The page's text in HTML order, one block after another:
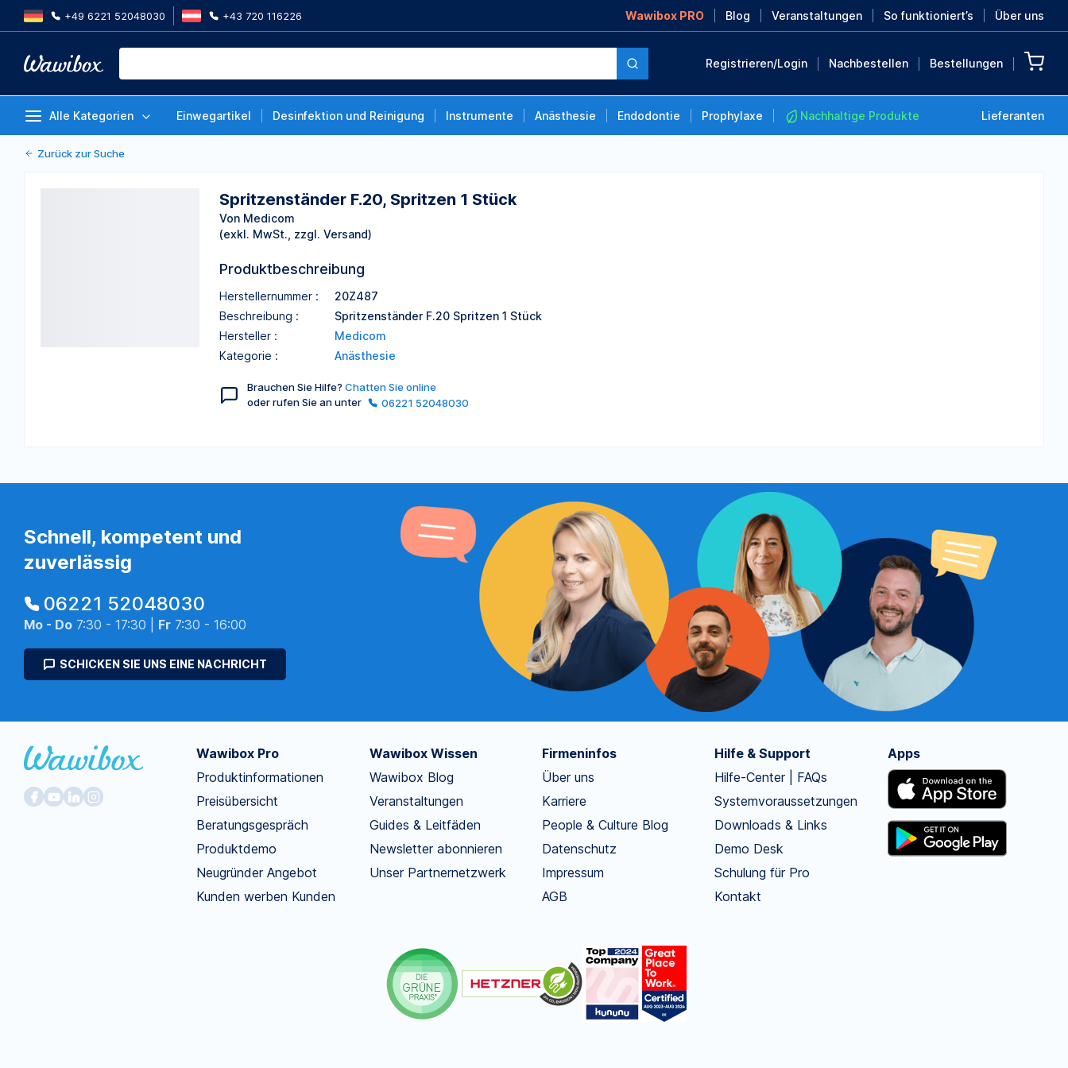
+49 6221 52048030 +43 720 116226 Wawibox PRO Blog Veranstaltungen So funktioniert’s Über uns
Registrieren/Login Nachbestellen Bestellungen
Alle Kategorien Einwegartikel Desinfektion und Reinigung Instrumente Anästhesie Endodontie Prophylaxe Nachhaltige Produkte Lieferanten
Von Medicom
Zurück zur Suche
Spritzenständer F.20, Spritzen 1 Stück
Von Medicom
(exkl. MwSt., zzgl. Versand)
Produktbeschreibung
Herstellernummer :
20Z487
Beschreibung :
Spritzenständer F.20 Spritzen 1 Stück
Hersteller :
Medicom
Kategorie :
Anästhesie
Brauchen Sie Hilfe? Chatten Sie online
oder rufen Sie an unter
06221 52048030
Schnell, kompetent und
zuverlässig
06221 52048030
Mo - Do 7:30 - 17:30 | Fr 7:30 - 16:00
SCHICKEN SIE UNS EINE NACHRICHT
Wawibox Pro
Produktinformationen
Preisübersicht
Beratungsgespräch
Produktdemo
Neugründer Angebot
Kunden werben Kunden
Wawibox Wissen
Wawibox Blog
Veranstaltungen
Guides & Leitfäden
Newsletter abonnieren
Unser Partnernetzwerk
Firmeninfos
Über uns
Karriere
People & Culture Blog
Datenschutz
Impressum
AGB
Hilfe & Support
Hilfe-Center | FAQs
Systemvoraussetzungen
Downloads & Links
Demo Desk
Schulung für Pro
Kontakt
Apps